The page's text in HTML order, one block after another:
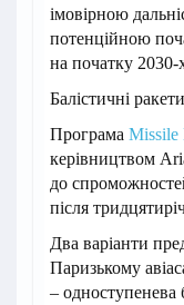
імовірною
потенційною
на початку 2030-
Балістичні ракети
Програма Missile
керівництвом
до
після
Два варіанти
Паризькому
– одноступенева